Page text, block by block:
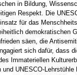
in Bildung,
Respekt. Die
für das
demokratischen
säen, die
sich dafür, dass
Immateriellen
und UNESCO-